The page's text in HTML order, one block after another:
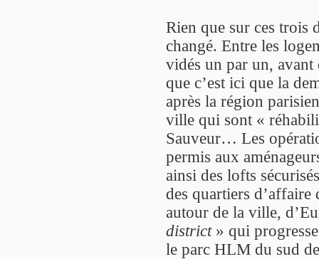
Rien que sur ces trois
changé. Entre les
vidés un par un, avant
que c’est ici que la
après la région
ville qui sont «
Sauveur… Les
permis aux
ainsi des lofts
des quartiers d’affaire
autour de la ville,
district» qui
le parc HLM du sud